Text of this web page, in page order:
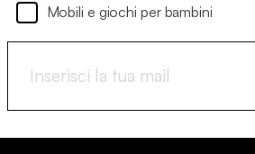
Mobili e giochi per bambini